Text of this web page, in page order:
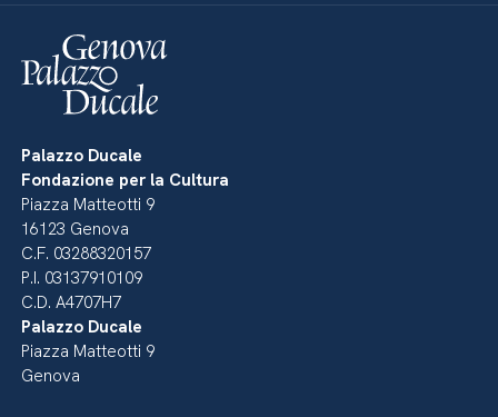
Palazzo Ducale
Fondazione per la Cultura
Piazza Matteotti 9
16123 Genova
C.F. 03288320157
P.I. 03137910109
C.D. A4707H7
Palazzo Ducale
Piazza Matteotti 9
Genova